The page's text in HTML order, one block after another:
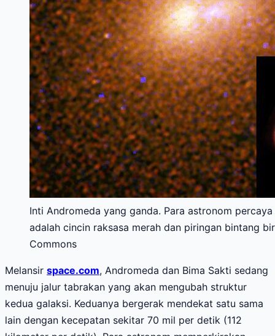
Inti Andromeda yang ganda. Para astronom
adalah cincin raksasa merah dan piringan bintang
Commons
Melansir space.com, Andromeda dan Bima Sakti sedang
menuju jalur tabrakan yang akan mengubah struktur
kedua galaksi. Keduanya bergerak mendekat satu sama
lain dengan kecepatan sekitar 70 mil per detik (112